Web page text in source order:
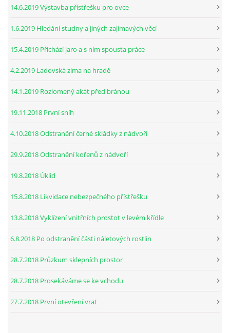
14.6.2019 Výstavba přístřešku pro ovce
1.6.2019 Hledání studny a jiných zajímavých věcí
15.4.2019 Přichází jaro a s ním spousta práce
4.2.2019 Ladovská zima na hradě
14.1.2019 Rozlomený akát před bránou
19.11.2018 První sníh
4.10.2018 Odstranění černé skládky z nádvoří
29.9.2018 Odstranění kořenů z nádvoří
19.8.2018 Úklid
15.8.2018 Likvidace nebezpečného přístřešku
13.8.2018 Vyklízení vnitřních prostot v levém křídle
6.8.2018 Po odstranění části náletových rostlin
28.7.2018 Průzkum sklepních prostor
28.7.2018 Prosekáváme se ke vchodu
27.7.2018 První otevření vrat